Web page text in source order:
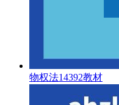
物权法14392教材